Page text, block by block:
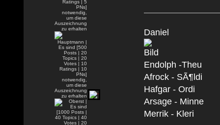
Daniel
Endolph -Theu
Afrock - SÃ¶ldi
Hafgar - Ordi
Arsage - Minne
Merrik - Kleri